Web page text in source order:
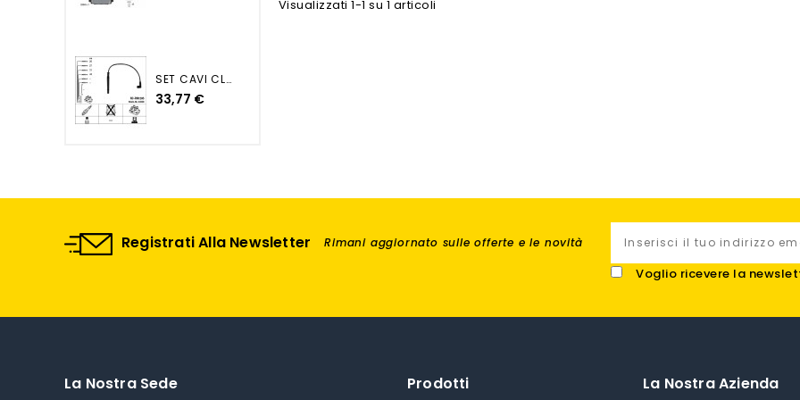
SET CAVI CLIO III MODUS TWINGO
33,77 €
Visualizzati 1-1 su 1 articoli
Registrati Alla Newsletter Rimani aggiornato sulle offerte e le novità
Voglio ricevere la
La Nostra Sede Prodotti La Nostra Azienda